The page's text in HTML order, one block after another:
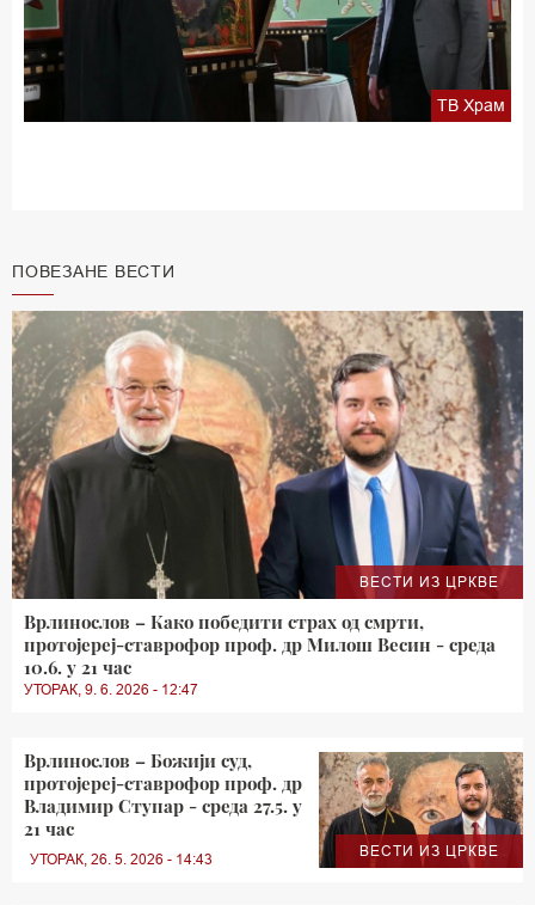
ТВ Храм
ПОВЕЗАНЕ ВЕСТИ
ВЕСТИ ИЗ ЦРКВЕ
Врлинослов – Како победити страх од смрти,
протојереј-ставрофор проф. др Милош Весин - среда
10.6. у 21 час
УТОРАК, 9. 6. 2026 - 12:47
ВЕСТИ ИЗ ЦРКВЕ
Врлинослов – Божији суд,
протојереј-ставрофор проф. др
Владимир Ступар - среда 27.5. у
21 час
УТОРАК, 26. 5. 2026 - 14:43